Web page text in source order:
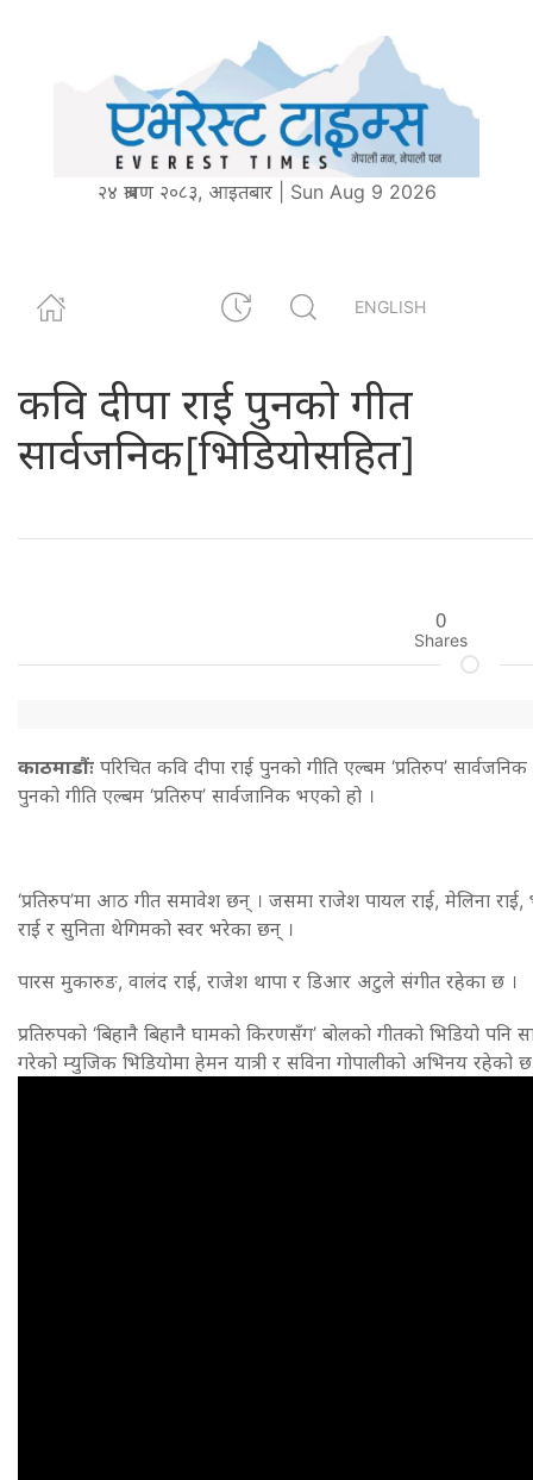
२४ श्रावण २०८३, आइतबार | Sun Aug 9 2026
ENGLISH
कवि दीपा राई पुनको गीत
सार्वजनिक[भिडियोसहित]
0
Shares
काठमाडौंः परिचित कवि दीपा राई पुनको गीति एल्बम ‘प्रतिरुप’
पुनको गीति एल्बम ‘प्रतिरुप’ सार्वजानिक भएको हो ।
‘प्रतिरुप’मा आठ गीत समावेश छन् । जसमा राजेश पायल राई, मेलिना
राई र सुनिता थेगिमको स्वर भरेका छन् ।
पारस मुकारुङ, वालंद राई, राजेश थापा र डिआर अटुले संगीत रहेका छ ।
प्रतिरुपको ‘बिहानै बिहानै घामको किरणसँग’ बोलको गीतको भिडियो पनि
गरेको म्युजिक भिडियोमा हेमन यात्री र सविना गोपालीको अभिनय रहेको